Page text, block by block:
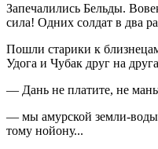
Запечалились Бельды.
сила! Одних солдат в два
Пошли старики к
Удога и Чубак друг на
— Дань не платите, не
— мы амурской земли-
тому нойону...